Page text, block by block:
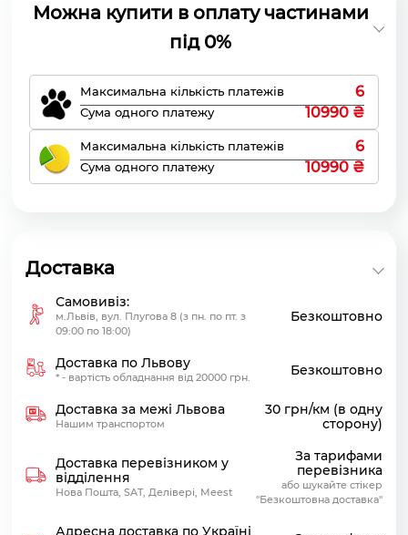
Можна купити в оплату частинами
під 0%
Максимальна кількість платежів 6
Сума одного платежу 10990 ₴
Максимальна кількість платежів 6
Сума одного платежу 10990 ₴
Доставка
Самовивіз:
м.Львів, вул. Плугова 8 (з пн. по пт. з
09:00 по 18:00)
Безкоштовно
Доставка по Львову
* - вартість обладнання від 20000 грн. Безкоштовно
Доставка за межі Львова
Нашим транспортом
30 грн/км (в одну
сторону)
Доставка перевізником у
відділення
Нова Пошта, SAT, Делівері, Meest
За тарифами
перевізника
або шукайте стікер
"Безкоштовна доставка"
Адресна доставка по Україні